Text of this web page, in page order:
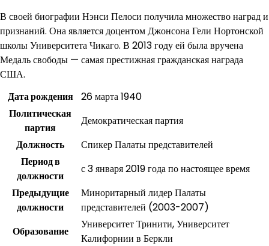
В своей биографии Нэнси Пелоси получила множество наград и
признаний. Она является доцентом Джонсона Гели Нортонской
школы Университета Чикаго. В 2013 году ей была вручена
Медаль свободы — самая престижная гражданская награда
США.
Дата рождения 26 марта 1940
Политическая
партия
Демократическая партия
Должность
Спикер Палаты представителей
Период в
должности
с 3 января 2019 года по настоящее время
Предыдущие
должности
Миноритарный лидер Палаты
представителей (2003-2007)
Образование
Университет Тринити, Университет
Калифорнии в Беркли